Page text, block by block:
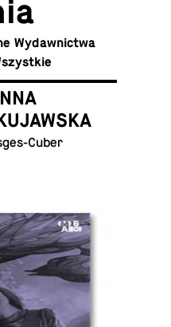
Wydawnictwa
Cuber